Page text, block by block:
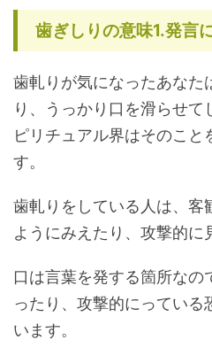
歯ぎしりの意味1.発言
歯軋りが気になったあなた
り、うっかり口を滑らせて
ピリチュアル界はそのこ
す。
歯軋りをしている人は、客
ようにみえたり、攻撃的に
口は言葉を発する箇所なの
ったり、攻撃的にっている
います。